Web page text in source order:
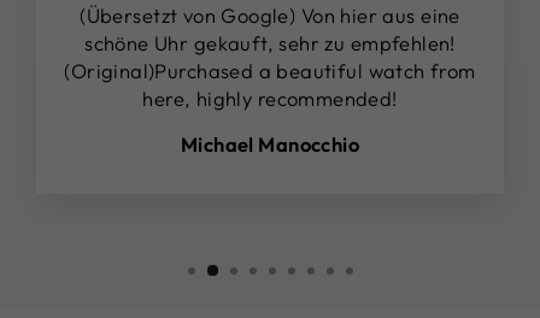
(Übersetzt von Google) Von hier aus eine
schöne Uhr gekauft, sehr zu empfehlen!
(Original)Purchased a beautiful watch from
here, highly recommended!
Michael Manocchio